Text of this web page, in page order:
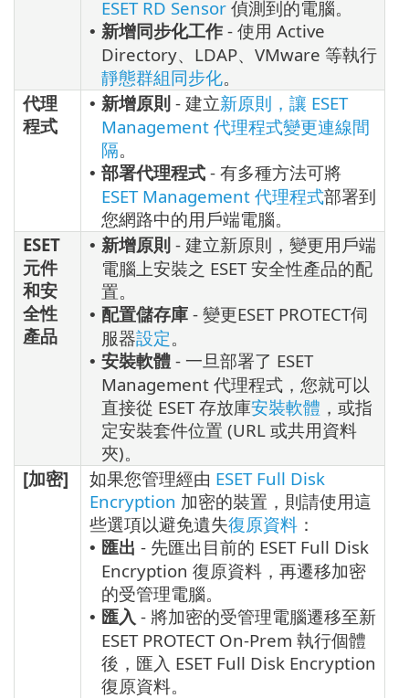
ESET RD Sensor 偵測到的電腦。
• 新增同步化工作 - 使用 Active
Directory、LDAP、VMware 等執行
靜態群組同步化。
代理
程式
• 新增原則 - 建立新原則，讓 ESET
Management 代理程式變更連線間
隔。
• 部署代理程式 - 有多種方法可將
ESET Management 代理程式部署到
您網路中的用戶端電腦。
ESET
元件
和安
全性
產品
• 新增原則 - 建立新原則，變更用戶端
電腦上安裝之 ESET 安全性產品的配
置。
• 配置儲存庫 - 變更ESET PROTECT伺
服器設定。
• 安裝軟體 - 一旦部署了 ESET
Management 代理程式，您就可以
直接從 ESET 存放庫安裝軟體 ，或指
定安裝套件位置 (URL 或共用資料
夾)。
[加密]
如果您管理經由 ESET Full Disk
Encryption 加密的裝置，則請使用這
些選項以避免遺失復原資料 ：
• 匯出 - 先匯出目前的 ESET Full Disk
Encryption 復原資料，再遷移加密
的受管理電腦。
• 匯入 - 將加密的受管理電腦遷移至新
ESET PROTECT On-Prem 執行個體
後，匯入 ESET Full Disk Encryption
復原資料。